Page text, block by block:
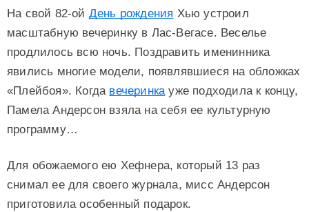
На свой 82-ой День рождения Хью устроил
масштабную вечеринку в Лас-Вегасе. Веселье
продлилось всю ночь. Поздравить именинника
явились многие модели, появлявшиеся на обложках
«Плейбоя». Когда вечеринкауже подходила к концу,
Памела Андерсон взяла на себя ее культурную
программу…
Для обожаемого ею Хефнера, который 13 раз
снимал ее для своего журнала, мисс Андерсон
приготовила особенный подарок.